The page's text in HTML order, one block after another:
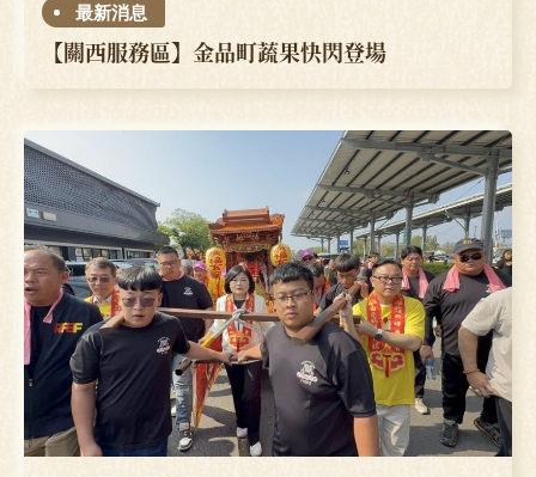
最新消息
【關西服務區】金品町蔬果快閃登場